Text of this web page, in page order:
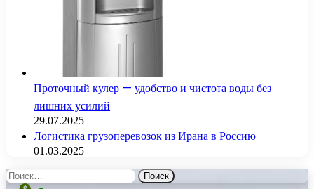
Проточный кулер — удобство и чистота воды без
лишних усилий
29.07.2025
Логистика грузоперевозок из Ирана в Россию
01.03.2025
Найти: